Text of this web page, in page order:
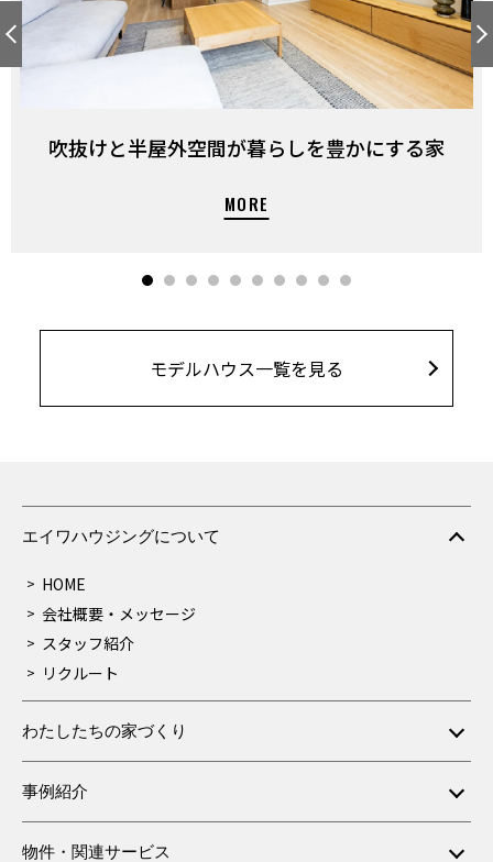
吹抜けと半屋外空間が暮らしを豊かにする家
モデルハウス一覧を見る
エイワハウジングについて
HOME
会社概要・メッセージ
スタッフ紹介
リクルート
わたしたちの家づくり
事例紹介
物件・関連サービス